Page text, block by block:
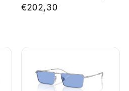
€202,30